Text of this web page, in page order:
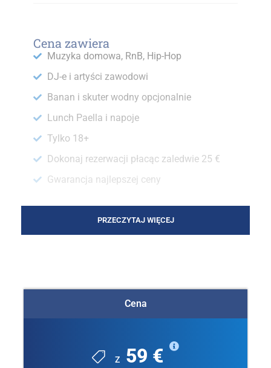
Cena
Z 59 €
Cena zawiera
Muzyka domowa, RnB, Hip-Hop
DJ-e i artyści zawodowi
Banan i skuter wodny opcjonalnie
Lunch Paella i napoje
Tylko 18+
Dokonaj rezerwacji płacąc zaledwie 25 €
Gwarancja najlepszej ceny
(Recenzje 0)
PRZECZYTAJ WIĘCEJ